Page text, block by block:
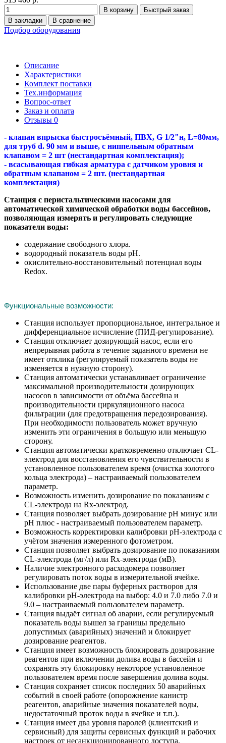
В корзину
Быстрый заказ
В закладки
В сравнение
Подбор оборудования
Описание
Характеристики
Комплект поставки
Тех.информация
Вопрос-ответ
Заказ и оплата
Отзывы 0
- клапан впрыска быстросъёмный, ПВХ, G 1/2"н, L=80мм,
для труб d. 90 мм и выше, с ниппельным обратным
клапаном = 2 шт (нестандартная комплектация);
- всасывающая гибкая арматура с датчиком уровня и
обратным клапаном = 2 шт. (нестандартная
комплектация)
Станция с перистальтическими насосами для
автоматической химической обработки воды бассейнов,
позволяющая измерять и регулировать следующие
показатели воды:
содержание свободного хлора.
водородный показатель воды рН.
окислительно-восстановительный потенциал воды
Redox.
Функциональные возможности:
Станция использует пропорциональное, интегральное и
дифференциальное исчисление (ПИД-регулирование).
Станция отключает дозирующий насос, если его
непрерывная работа в течение заданного времени не
имеет отклика (регулируемый показатель воды не
изменяется в нужную сторону).
Станция автоматически устанавливает ограничение
максимальной производительности дозирующих
насосов в зависимости от объёма бассейна и
производительности циркуляционного насоса
фильтрации (для предотвращения передозирования).
При необходимости пользователь может вручную
изменить эти ограничения в большую или меньшую
сторону.
Станция автоматически кратковременно отключает CL-
электрод для восстановления его чувствительности в
установленное пользователем время (очистка золотого
кольца электрода) – настраиваемый пользователем
параметр.
Возможность изменить дозирование по показаниям с
CL-электрода на Rx-электрод.
Станция позволяет выбрать дозирование рН минус или
рН плюс - настраиваемый пользователем параметр.
Возможность корректировки калибровки рН-электрода с
учётом значения измеренного фотометром.
Станция позволяет выбрать дозирование по показаниям
CL-электрода (мг/л) или Rx-электрода (мВ).
Наличие электронного расходомера позволяет
регулировать поток воды в измерительной ячейке.
Использование две пары буферных растворов для
калибровки рН-электрода на выбор: 4.0 и 7.0 либо 7.0 и
9.0 – настраиваемый пользователем параметр.
Станция выдаёт сигнал об аварии, если регулируемый
показатель воды вышел за границы предельно
допустимых (аварийных) значений и блокирует
дозирование реагентов.
Станция имеет возможность блокировать дозирование
реагентов при включении долива воды в бассейн и
сохранять эту блокировку некоторое установленное
пользователем время после завершения долива воды.
Станция сохраняет список последних 50 аварийных
событий в своей работе (опорожнение канистр
реагентов, аварийные значения показателей воды,
недостаточный проток воды в ячейке и т.п.).
Станция имеет два уровня паролей (клиентский и
сервисный) для защиты сервисных функций и рабочих
настроек от несанкционированного доступа.